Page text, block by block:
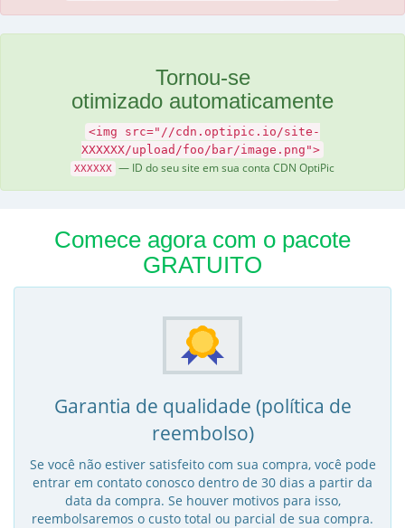
Tornou-se
otimizado automaticamente
<img src="//cdn.optipic.io/site-
XXXXXX/upload/foo/bar/image.png">
XXXXXX — ID do seu site em sua conta CDN OptiPic
Comece agora com o pacote
GRATUITO
Garantia de qualidade (política de
reembolso)
Se você não estiver satisfeito com sua compra, você pode
entrar em contato conosco dentro de 30 dias a partir da
data da compra. Se houver motivos para isso,
reembolsaremos o custo total ou parcial de sua compra.